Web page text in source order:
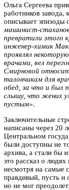
Ольга Сергеева
работников
описывает эпизоды
машинист-
превратили этого
инженер-химик
проявлял
врачами, вел
Смирновой
талончикам для
обед, за что и был
слышу, что жених
пустым».
Заключительные
написаны через 20
Центральном
были доступны не
архива, а стали бы
это рассказ о
несмотря на самые
правдивый, пусть и
но не мог